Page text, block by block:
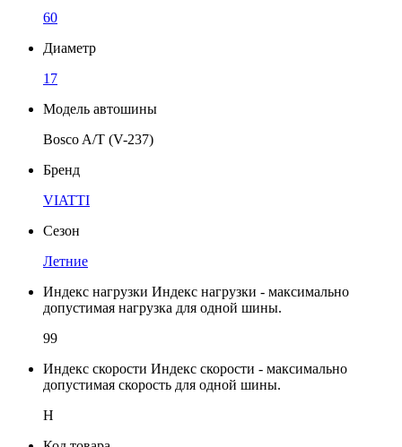
60
Диаметр
17
Модель автошины
Bosco A/T (V-237)
Бренд
VIATTI
Сезон
Летние
Индекс нагрузки Индекс нагрузки - максимально
допустимая нагрузка для одной шины.
99
Индекс скорости Индекс скорости - максимально
допустимая скорость для одной шины.
H